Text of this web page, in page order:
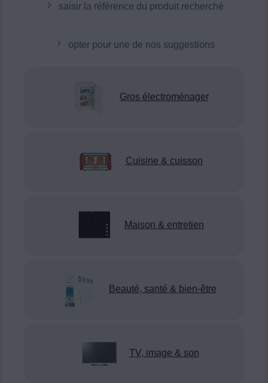
saisir la référence du produit recherché
opter pour une de nos suggestions
Gros électroménager
Cuisine & cuisson
Maison & entretien
Beauté, santé & bien-être
TV, image & son